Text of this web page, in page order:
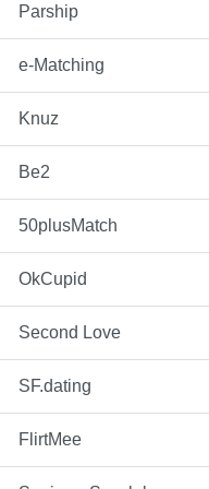
Parship
e-Matching
Knuz
Be2
50plusMatch
OkCupid
Second Love
SF.dating
FlirtMee